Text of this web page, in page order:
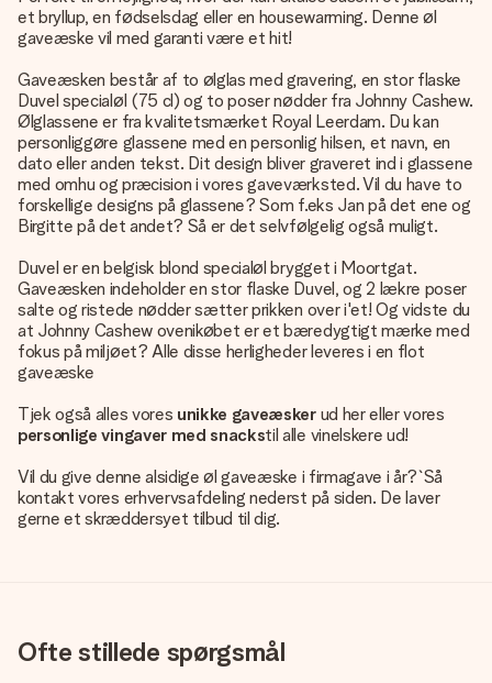
et bryllup, en fødselsdag eller en housewarming. Denne øl
gaveæske vil med garanti være et hit!
Gaveæsken består af to ølglas med gravering, en stor flaske
Duvel specialøl (75 cl) og to poser nødder fra Johnny Cashew.
Ølglassene er fra kvalitetsmærket Royal Leerdam. Du kan
personliggøre glassene med en personlig hilsen, et navn, en
dato eller anden tekst. Dit design bliver graveret ind i glassene
med omhu og præcision i vores gaveværksted. Vil du have to
forskellige designs på glassene? Som f.eks Jan på det ene og
Birgitte på det andet? Så er det selvfølgelig også muligt.
Duvel er en belgisk blond specialøl brygget i Moortgat.
Gaveæsken indeholder en stor flaske Duvel, og 2 lækre poser
salte og ristede nødder sætter prikken over i'et! Og vidste du
at Johnny Cashew ovenikøbet er et bæredygtigt mærke med
fokus på miljøet? Alle disse herligheder leveres i en flot
gaveæske
Tjek også alles vores unikke gaveæskerud her eller vores
personlige vingaver med snackstil alle vinelskere ud!
Vil du give denne alsidige øl gaveæske i firmagave i år?`Så
kontakt vores erhvervsafdeling nederst på siden. De laver
gerne et skræddersyet tilbud til dig.
Ofte stillede spørgsmål